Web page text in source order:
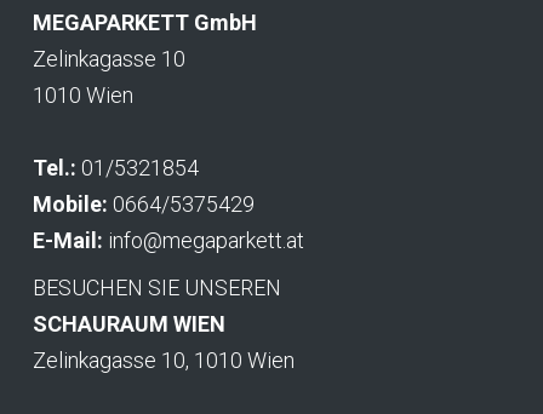
MEGAPARKETT GmbH
Zelinkagasse 10
1010 Wien
Tel.: 01/5321854
Mobile: 0664/5375429
E-Mail: info@megaparkett.at
BESUCHEN SIE UNSEREN
SCHAURAUM WIEN
Zelinkagasse 10, 1010 Wien